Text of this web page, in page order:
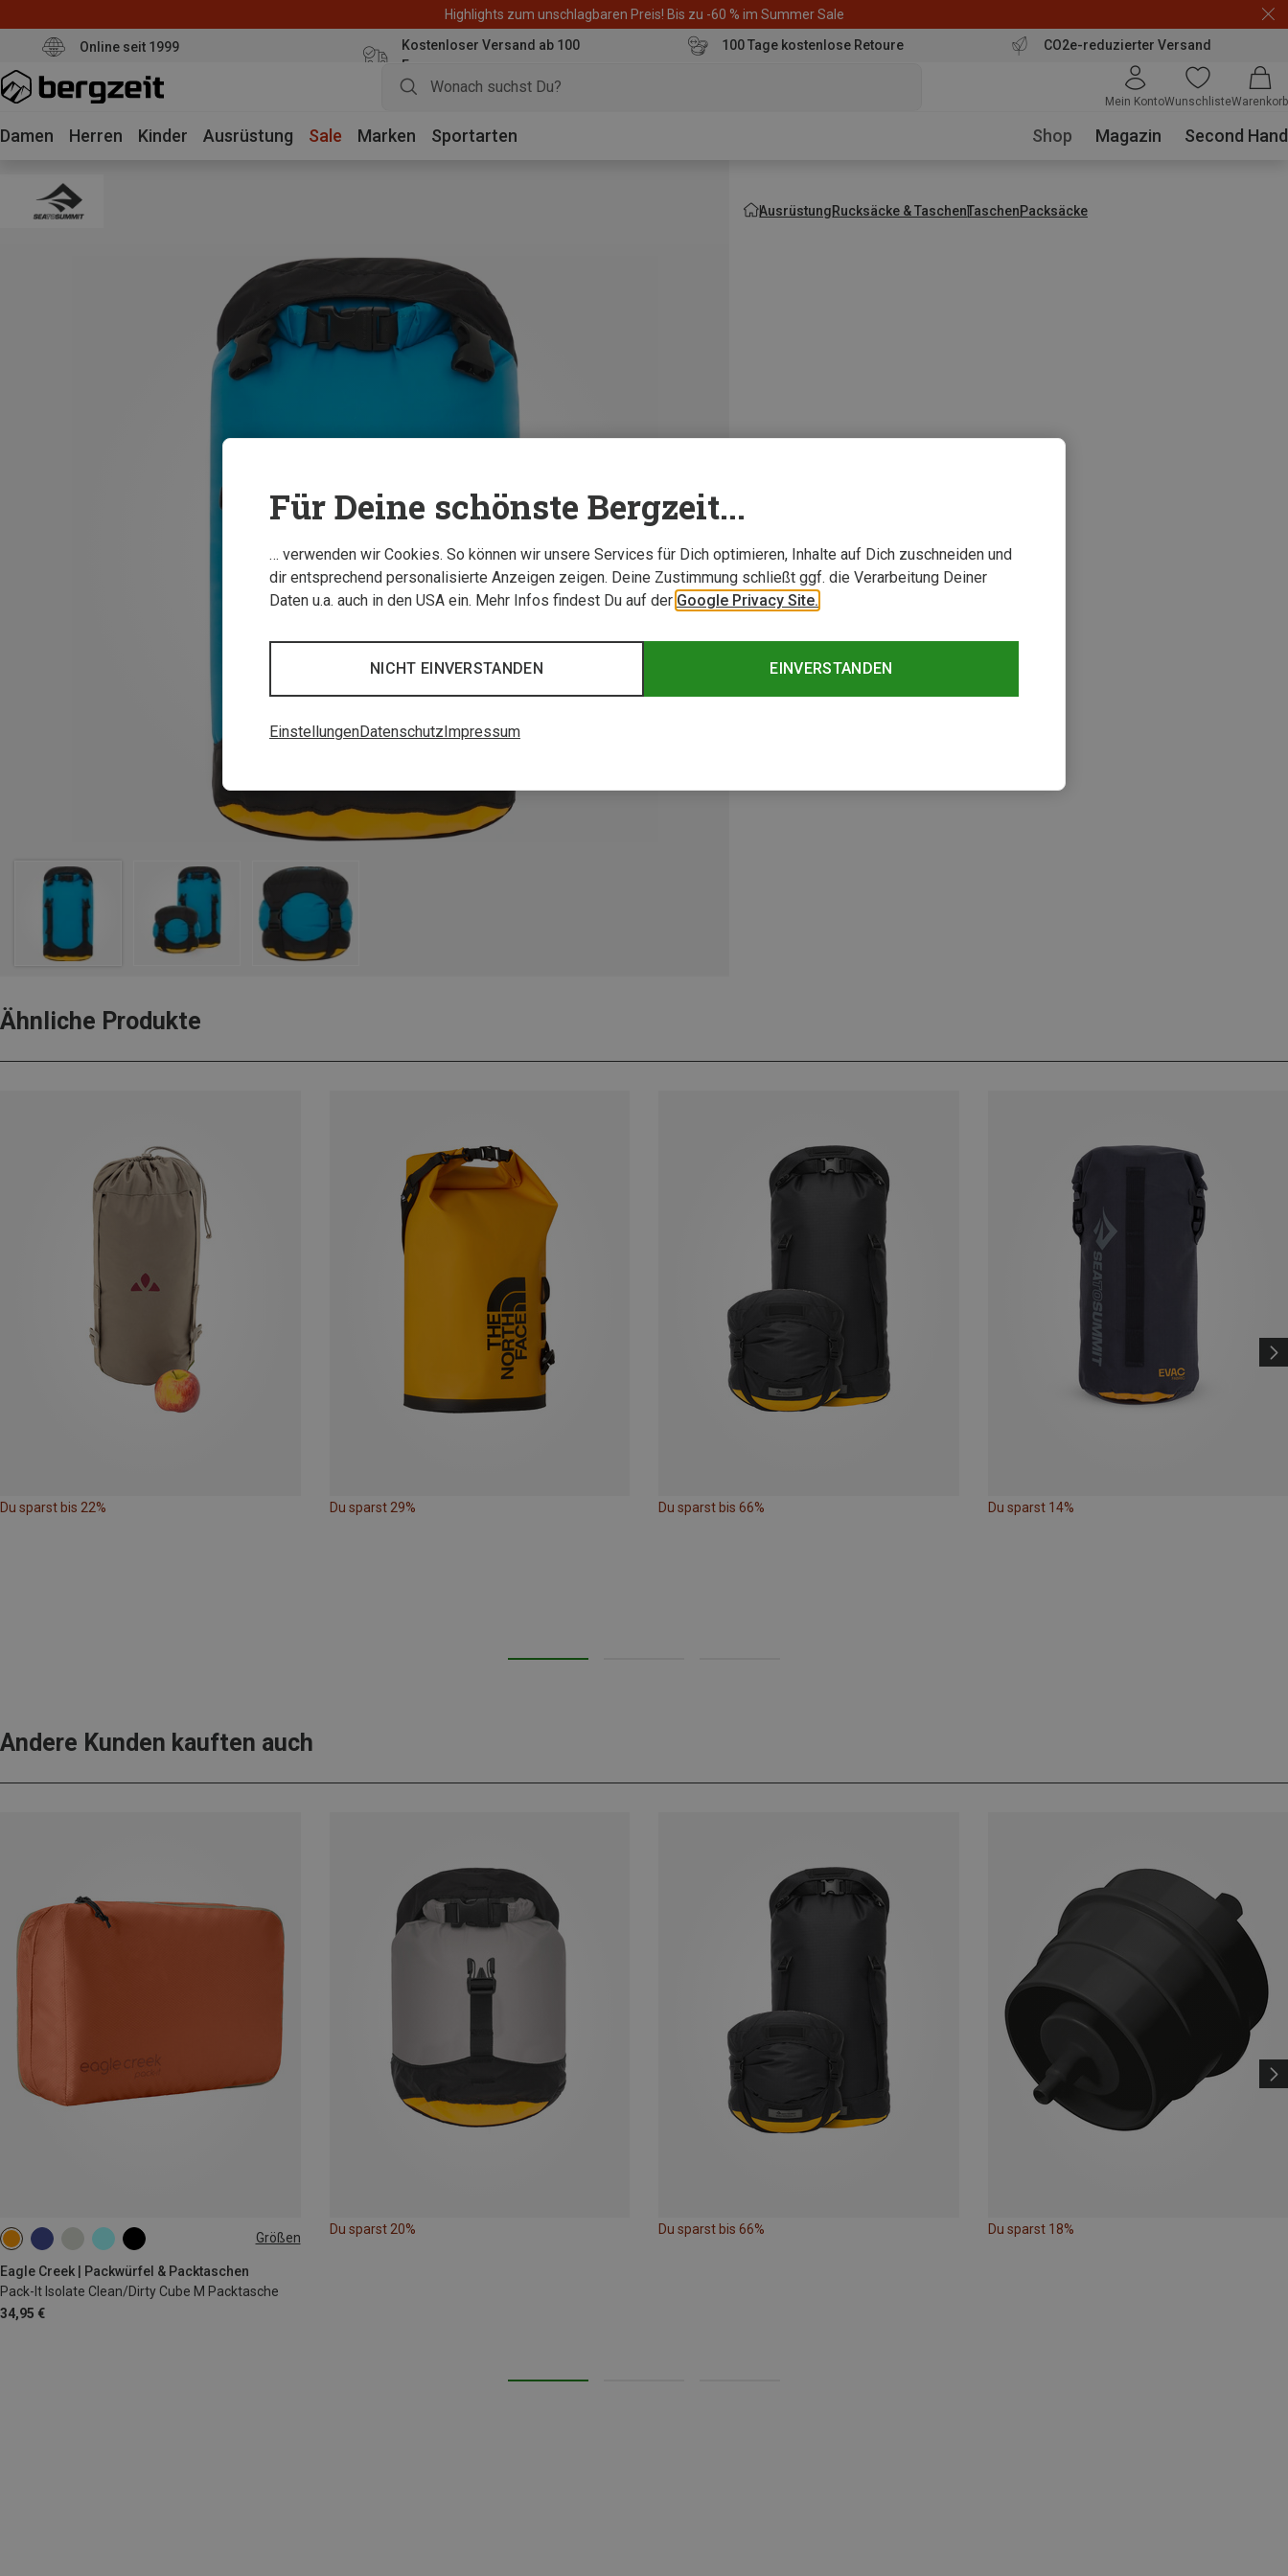
Highlights zum unschlagbaren Preis! Bis zu -60 % im Summer Sale
Online seit 1999
Kostenloser Versand ab 100
Euro
100 Tage kostenlose Retoure CO2e-reduzierter Versand
Mein KontoWunschlisteWarenkorb
Damen Herren Kinder Ausrüstung Sale Marken Sportarten Shop Magazin Second Hand
AusrüstungRucksäcke & TaschenTaschenPacksäcke
Ähnliche Produkte
Du sparst bis 22% Du sparst 29% Du sparst bis 66% Du sparst 14%
Andere Kunden kauften auch
Größen
Eagle Creek | Packwürfel & Packtaschen
Pack-It Isolate Clean/Dirty Cube M Packtasche
34,95 €
M
Du sparst 20% Du sparst bis 66% Du sparst 18%
Für Deine schönste Bergzeit...
… verwenden wir Cookies. So können wir unsere Services für Dich optimieren, Inhalte auf Dich zuschneiden und
dir entsprechend personalisierte Anzeigen zeigen. Deine Zustimmung schließt ggf. die Verarbeitung Deiner
Daten u.a. auch in den USA ein. Mehr Infos findest Du auf der Google Privacy Site.
EINVERSTANDEN
NICHT EINVERSTANDEN
EinstellungenDatenschutz Impressum